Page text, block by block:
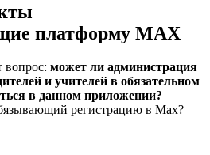
платформу МАХ
вопрос: может ли администрация
и учителей в обязательном
в данном приложении?
регистрацию в Max?